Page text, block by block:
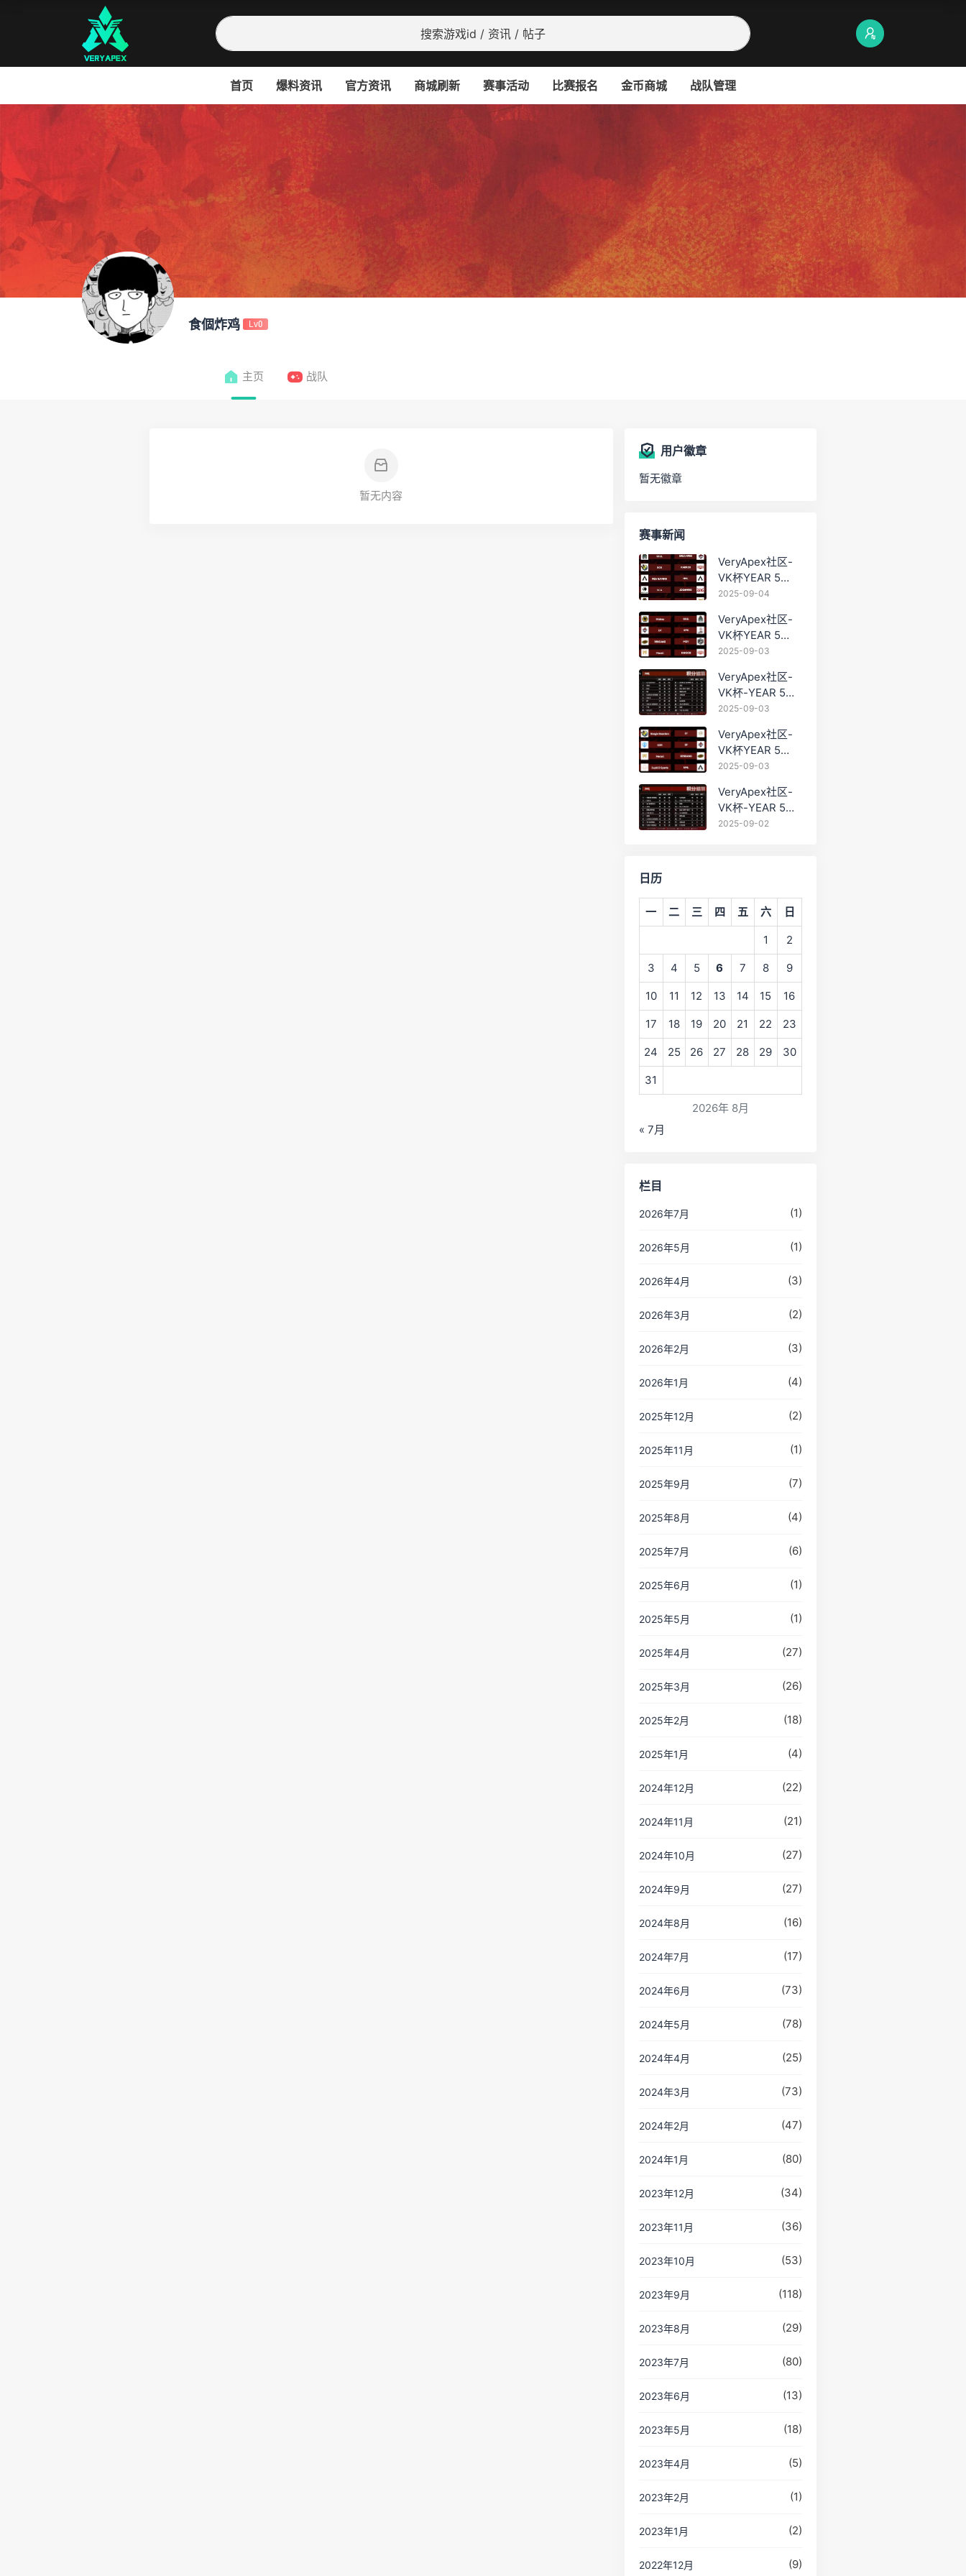
首页 爆料资讯 官方资讯 商城刷新 赛事活动 比赛报名 金币商城 战队管理
食個炸鸡 Lv0
主页 战队
暂无内容
用户徽章
暂无徽章
赛事新闻
VeryApex社区-
VK杯YEAR 5
PRO训练赛
2025-09-04
VeryApex社区-
VK杯YEAR 5
PRO训练赛
2025-09-03
VeryApex社区-
VK杯-YEAR 5
PRO训练赛
名积分：
2025-09-03
VeryApex社区-
VK杯YEAR 5
PRO训练赛
如图:
2025-09-03
VeryApex社区-
VK杯-YEAR 5
PRO训练赛
2025-09-02
日历
2026年 8月
一 二 三 四 五 六 日
1 2
3 4 5 6 7 8 9
10 11 12 13 14 15 16
17 18 19 20 21 22 23
24 25 26 27 28 29 30
31
« 7月
栏目
2026年7月 (1)
2026年5月 (1)
2026年4月 (3)
2026年3月 (2)
2026年2月 (3)
2026年1月 (4)
2025年12月 (2)
2025年11月 (1)
2025年9月 (7)
2025年8月 (4)
2025年7月 (6)
2025年6月 (1)
2025年5月 (1)
2025年4月 (27)
2025年3月 (26)
2025年2月 (18)
2025年1月 (4)
2024年12月 (22)
2024年11月 (21)
2024年10月 (27)
2024年9月 (27)
2024年8月 (16)
2024年7月 (17)
2024年6月 (73)
2024年5月 (78)
2024年4月 (25)
2024年3月 (73)
2024年2月 (47)
2024年1月 (80)
2023年12月 (34)
2023年11月 (36)
2023年10月 (53)
2023年9月 (118)
2023年8月 (29)
2023年7月 (80)
2023年6月 (13)
2023年5月 (18)
2023年4月 (5)
2023年2月 (1)
2023年1月 (2)
2022年12月 (9)